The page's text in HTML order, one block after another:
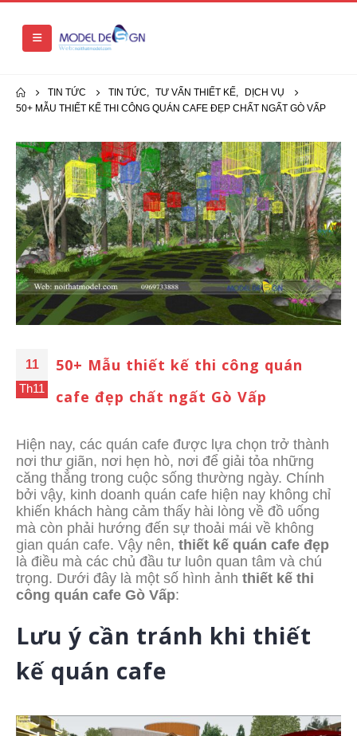
TIN TỨC TIN TỨC, TƯ VẤN THIẾT KẾ,
DỊCH VỤ
50+ MẪU THIẾT KẾ THI CÔNG QUÁN CAFE ĐẸP CHẤT NGẤT GÒ VẤP
11
Th11
50+ Mẫu thiết kế thi công quán
cafe đẹp chất ngất Gò Vấp
Hiện nay, các quán cafe được lựa chọn trở thành
nơi thư giãn, nơi hẹn hò, nơi để giải tỏa những
căng thẳng trong cuộc sống thường ngày. Chính
bởi vậy, kinh doanh quán cafe hiện nay không chỉ
khiến khách hàng cảm thấy hài lòng về đồ uống
mà còn phải hướng đến sự thoải mái về không
gian quán cafe. Vậy nên, thiết kế quán cafe đẹp
là điều mà các chủ đầu tư luôn quan tâm và chú
trọng. Dưới đây là một số hình ảnh thiết kế thi
công quán cafe Gò Vấp:
Lưu ý cần tránh khi thiết
kế quán cafe